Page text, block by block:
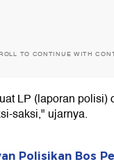
TO CONTINUE WITH
LP (laporan polisi)
saksi," ujarnya.
Polisikan Bos